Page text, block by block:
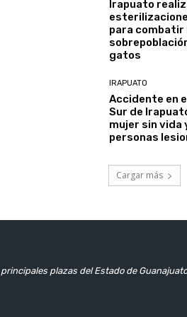
Irapuato
para combatir
gatos
IRAPUATO
Accidente en
Sur de
mujer sin vida
personas
Cargar más
plazas del Estado de